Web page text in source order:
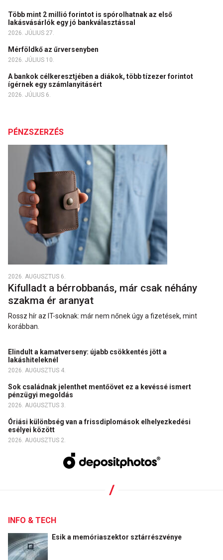
Több mint 2 millió forintot is spórolhatnak az első
lakásvásárlók egy jó bankválasztással
2026. JÚLIUS 27.
Mérföldkő az űrversenyben
2026. JÚLIUS 10.
A bankok célkeresztjében a diákok, több tízezer forintot
ígérnek egy számlanyitásért
2026. JÚLIUS 6.
PÉNZSZERZÉS
2026. AUGUSZTUS 6.
Kifulladt a bérrobbanás, már csak néhány
szakma ér aranyat
Rossz hír az IT-soknak: már nem nőnek úgy a fizetések, mint
korábban.
Elindult a kamatverseny: újabb csökkentés jött a
lakáshiteleknél
2026. AUGUSZTUS 4.
Sok családnak jelenthet mentőövet ez a kevéssé ismert
pénzügyi megoldás
2026. AUGUSZTUS 3.
Óriási különbség van a frissdiplomások elhelyezkedési
esélyei között
2026. AUGUSZTUS 2.
INFO & TECH
Esik a memóriaszektor sztárrészvénye